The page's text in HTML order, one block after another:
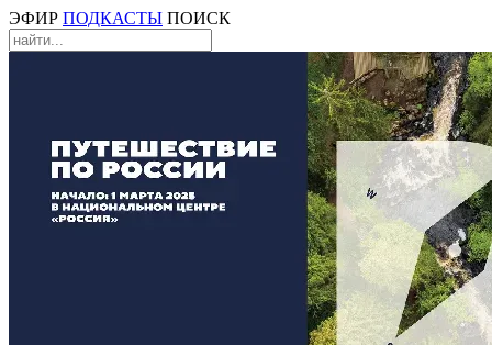
ЭФИР ПОДКАСТЫ ПОИСК